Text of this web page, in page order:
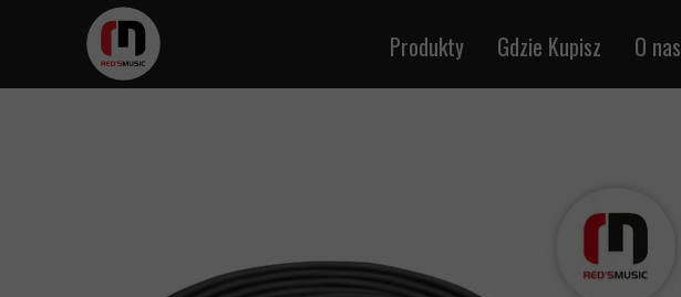
Produkty
Kable instrumentalne
Gdzie Kupisz
Sklepredsmusic.pl
O nas